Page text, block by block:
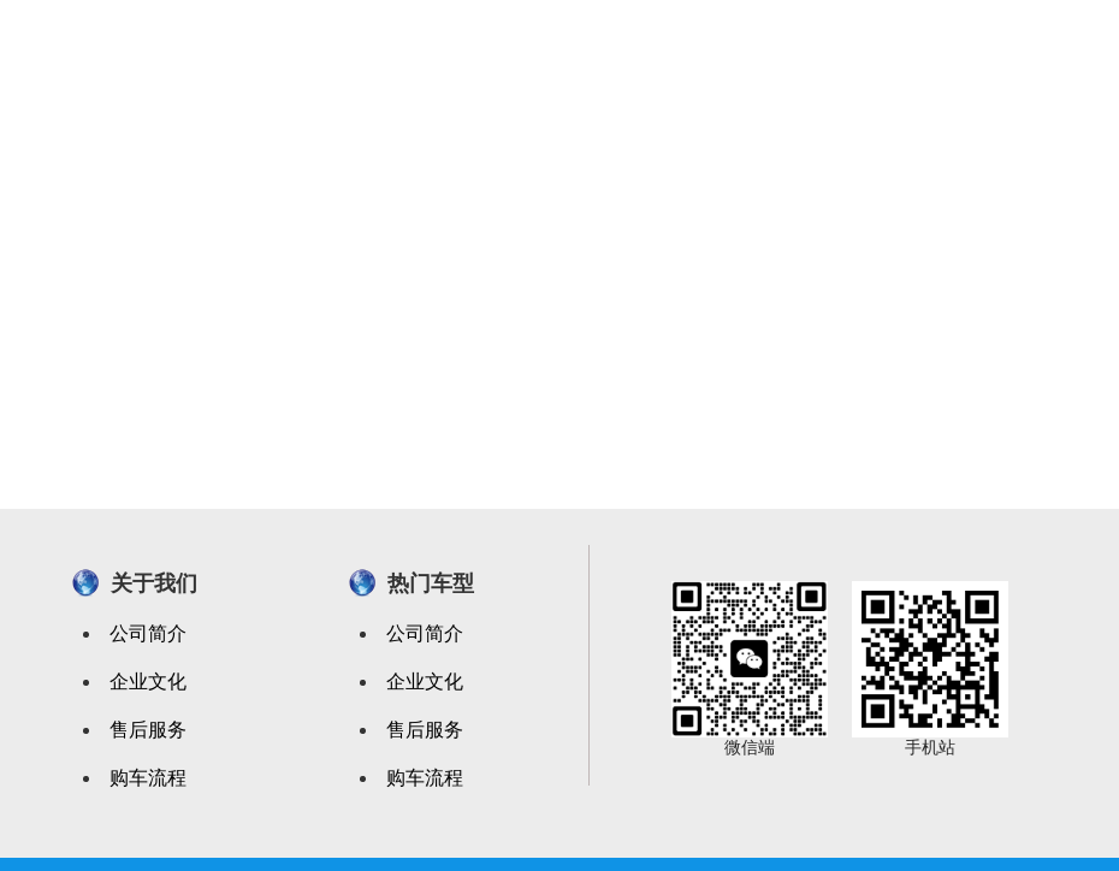
关于我们
公司简介
企业文化
售后服务
购车流程
热门车型
公司简介
企业文化
售后服务
购车流程
微信端 手机站